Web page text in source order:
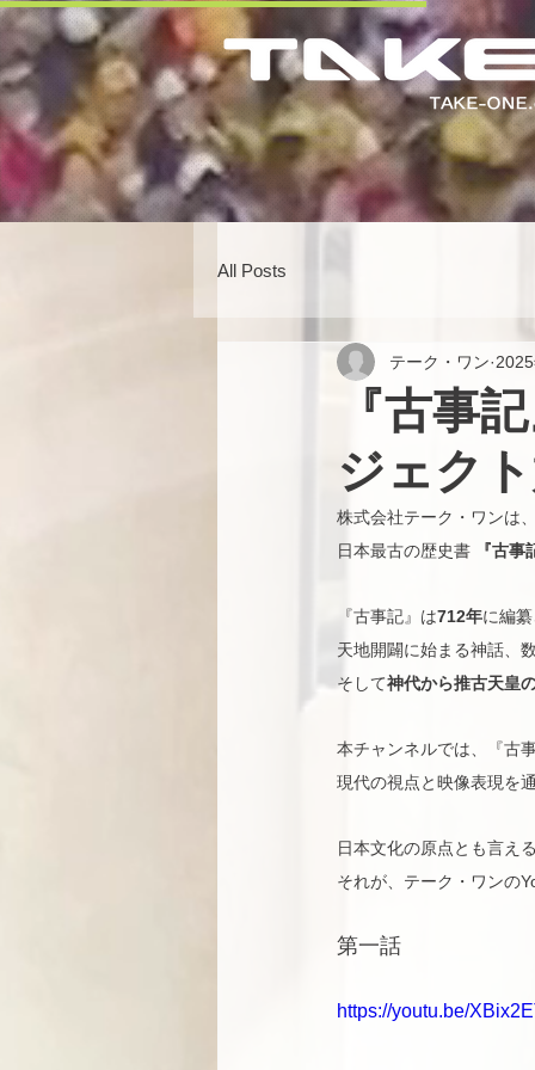
All Posts
『古事
ジェク
テーク・ワン
株式会社テーク・ワンは
日本最古の歴史書
『古事
『古事記』は712年に編
天地開闢に始まる神話、
そして神代から推古天皇
本チャンネルでは、『古
現代の視点と映像表現を
日本文化の原点とも言え
それが、テーク・ワンの
第一話
https://youtu.be/